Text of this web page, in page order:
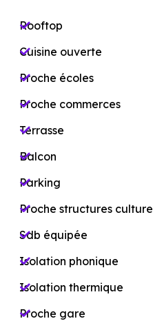
Rooftop
Cuisine ouverte
Proche écoles
Proche commerces
Terrasse
Balcon
Parking
Proche structures culture
Sdb équipée
Isolation phonique
Isolation thermique
Proche gare